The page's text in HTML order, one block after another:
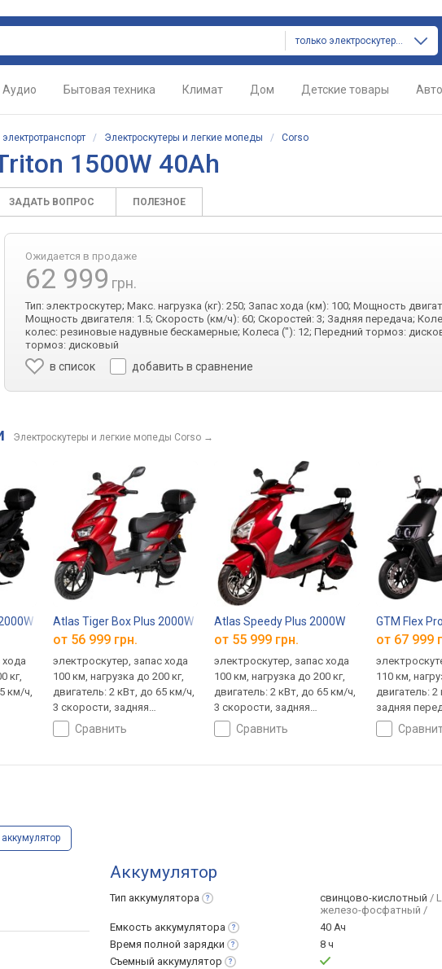
только электроскутеры и легкие мопеды
Аудио Бытовая техника Климат Дом Детские товары Авто
/ Электроскутеры и легкие мопеды / Corso
1500W 40Ah
ЗАДАТЬ ВОПРОС ПОЛЕЗНОЕ
Ожидается в продаже
62 999 грн.
Тип: электроскутер; Макс. нагрузка (кг): 250; Запас хода (км): 100; Мощность
Мощность двигателя: 1.5; Скорость (км/ч): 60; Скоростей: 3; Задняя передача;
колес: резиновые надувные бескамерные; Колеса ("): 12; Передний тормоз:
тормоз: дисковый
в список добавить в сравнение
Электроскутеры и легкие мопеды Corso →
хода
кг,
км/ч,
Atlas Tiger Box Plus 2000W
от 56 999 грн.
электроскутер, запас хода
100 км, нагрузка до 200 кг,
двигатель: 2 кВт, до 65 км/ч,
3 скорости, задняя
передача, режим парковки,
тормоз: передний
дисковый, рекуперация,
сравнить
Atlas Speedy Plus 2000W
от 55 999 грн.
электроскутер, запас хода
100 км, нагрузка до 200 кг,
двигатель: 2 кВт, до 65 км/ч,
3 скорости, задняя
передача, круиз-контроль,
тормоз: передний
дисковый, рекуперация,
сравнить
GTM Flex Pro
от 67 999
110 км,
двигатель:
задняя
контроль,
тормоз:
барабанный,
Аккумулятор
Тип аккумулятора свинцово-кислотный /
железо-фосфатный /
Емкость аккумулятора
40 Ач
Время полной зарядки
8 ч
Съемный аккумулятор